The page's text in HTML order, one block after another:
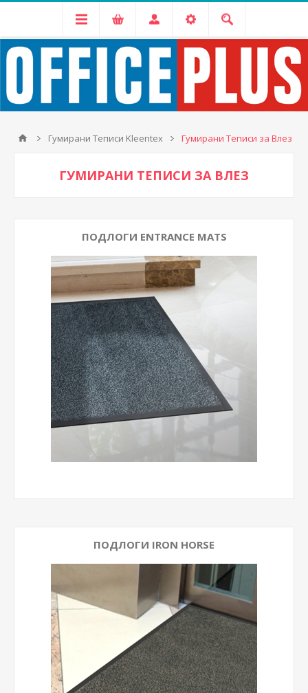
Гумирани Теписи Kleentex Гумирани Теписи за Влез
ГУМИРАНИ ТЕПИСИ ЗА ВЛЕЗ
ПОДЛОГИ ENTRANCE MATS
ПОДЛОГИ IRON HORSE